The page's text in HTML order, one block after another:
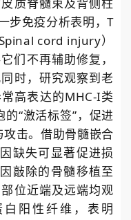
步免疫分析表明，T
cord injury）
们不再辅助修复，
时，研究观察到老
高表达的MHC-I类
的“激活标签”，促进
击。借助骨髓嵌合
缺失可显著促进损
敲除的骨髓移植至
位近端及远端均观
阳性纤维，表明